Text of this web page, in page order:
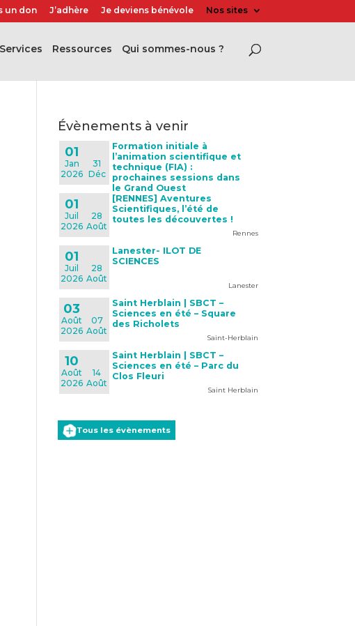
un don J’adhère Je deviens bénévole Nos sites
Services Ressources Qui sommes-nous ?
évènements à venir
01
Jan
2026
31
Déc
Formation initiale à
l’animation scientifique et
technique (FIA) :
prochaines sessions dans
le Grand Ouest
01
Juil
2026
28
Août
[RENNES] Aventures
Scientifiques, l’été de
toutes les découvertes !
Rennes
01
Juil
2026
28
Août
Lanester- ILOT DE
SCIENCES
Lanester
03
Août
2026
07
Août
Saint Herblain | SBCT –
Sciences en été – Square
des Richolets
Saint-Herblain
10
Août
2026
14
Août
Saint Herblain | SBCT –
Sciences en été – Parc du
Clos Fleuri
Saint Herblain
Tous les évènements